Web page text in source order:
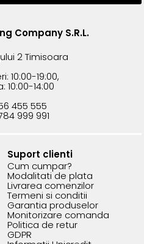
Company S.R.L.
2 Timisoara
10:00-19:00,
10:00-14:00
455 555
999 991
Suport clienti
Cum cumpar?
Modalitati de plata
Livrarea comenzilor
Termeni si conditii
Garantia produselor
Monitorizare comanda
Politica de retur
GDPR